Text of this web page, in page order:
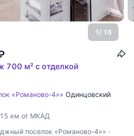
1/ 16
700 м² с отделкой
«Романово-4»» Одинцовский
км от МКАД
поселок «Романово-4»» ·